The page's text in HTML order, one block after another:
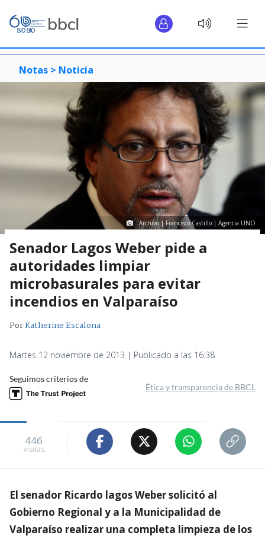
Notas > Noticia
Archivo | Francisco Castillo | Agencia UNO
Senador Lagos Weber pide a
autoridades limpiar
microbasurales para evitar
incendios en Valparaíso
PorKatherine Escalona
Martes 12 noviembre de 2013 | Publicado a las 16:38
Seguimos criterios de
Ética y transparencia de BBCL
446
visitas
El senador Ricardo lagos Weber solicitó al
Gobierno Regional y a la Municipalidad de
Valparaíso realizar una completa limpieza de los